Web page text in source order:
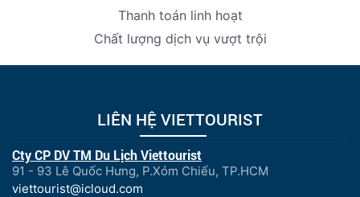
Thanh toán linh hoạt
Chất lượng dịch vụ vượt trội
LIÊN HỆ VIETTOURIST
Cty CP DV TM Du Lịch Viettourist
91 - 93 Lê Quốc Hưng, P.Xóm Chiếu, TP.HCM
viettourist@icloud.com